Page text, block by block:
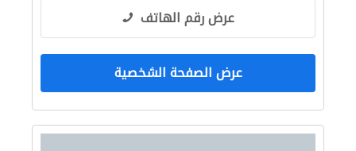
عرض رقم الهاتف
عرض الصفحة الشخصية